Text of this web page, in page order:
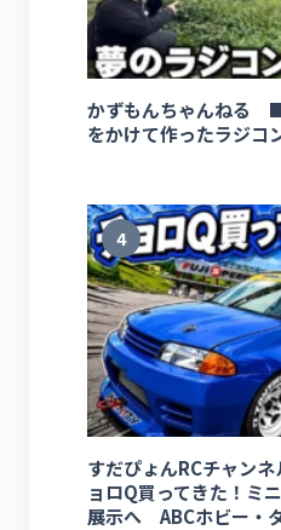
かずもんちゃんねる
をかけて作ったラジコ
4
すだぴょんRCチャン
ョロQ買ってきた！ミ
展示へ ABCホビー・